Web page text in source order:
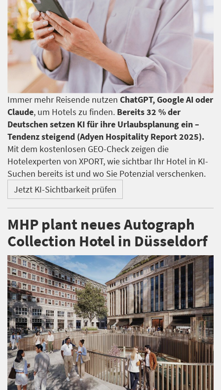
Immer mehr Reisende nutzen ChatGPT, Google AI oder
Claude, um Hotels zu finden. Bereits 32 % der
Deutschen setzen KI für ihre Urlaubsplanung ein –
Tendenz steigend (Adyen Hospitality Report 2025).
Mit dem kostenlosen GEO-Check zeigen die
Hotelexperten von XPORT, wie sichtbar Ihr Hotel in KI-
Suchen bereits ist und wo Sie Potenzial verschenken.
Jetzt KI-Sichtbarkeit prüfen
MHP plant neues Autograph
Collection Hotel in Düsseldorf